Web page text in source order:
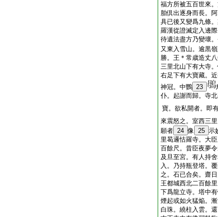
福方所被五百世來
胎倶出逐身而長。
具已後又變爲九條
羅漢從證滅定入邊
待遺法盡方乃變壞
又東入雪山。逾黒
勝。王＊常歳造丈
三里北山下有大寺
右足下有大寶藏。
神冠。中鸚 23
仆。起謝而歸。寺
寶。欲私開者。即
來震怒之。室西三
願者 24 像 25 示
里曷邏怙羅寺。大
百餘尺。昔臣夜夢
及旦至宮。有人持
入。乃持瓶登塔。
之。石已合矣。齋
王都城西北二百餘
下爲龍立寺。塔中
煙起或如火猛焔。
白珠。繞柱入雲。